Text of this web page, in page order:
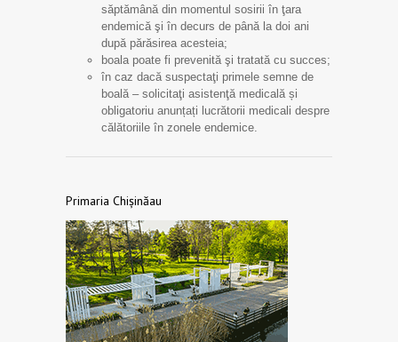
săptămână din momentul sosirii în ţara
endemică şi în decurs de până la doi ani
după părăsirea acesteia;
boala poate fi prevenită şi tratată cu succes;
în caz dacă suspectaţi primele semne de
boală – solicitaţi asistenţă medicală și
obligatoriu anunțați lucrătorii medicali despre
călătoriile în zonele endemice.
Primaria Chișinăau